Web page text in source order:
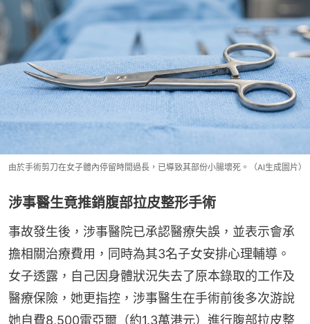
由於手術剪刀在女子體內停留時間過長，已導致其部份小腸壞死。（AI生成圖片）
涉事醫生竟推銷腹部拉皮整形手術
事故發生後，涉事醫院已承認醫療失誤，並表示會承
擔相關治療費用，同時為其3名子女安排心理輔導。
女子透露，自己因身體狀況失去了原本錄取的工作及
醫療保險，她更指控，涉事醫生在手術前後多次游說
她自費8,500雷亞爾（約1.3萬港元）進行腹部拉皮整